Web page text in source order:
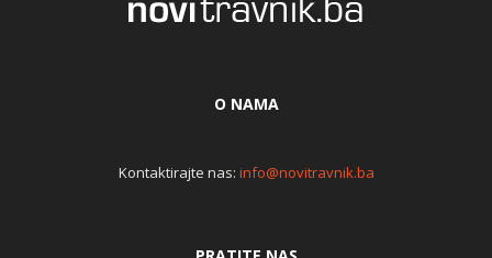
O NAMA
Kontaktirajte nas: info@novitravnik.ba